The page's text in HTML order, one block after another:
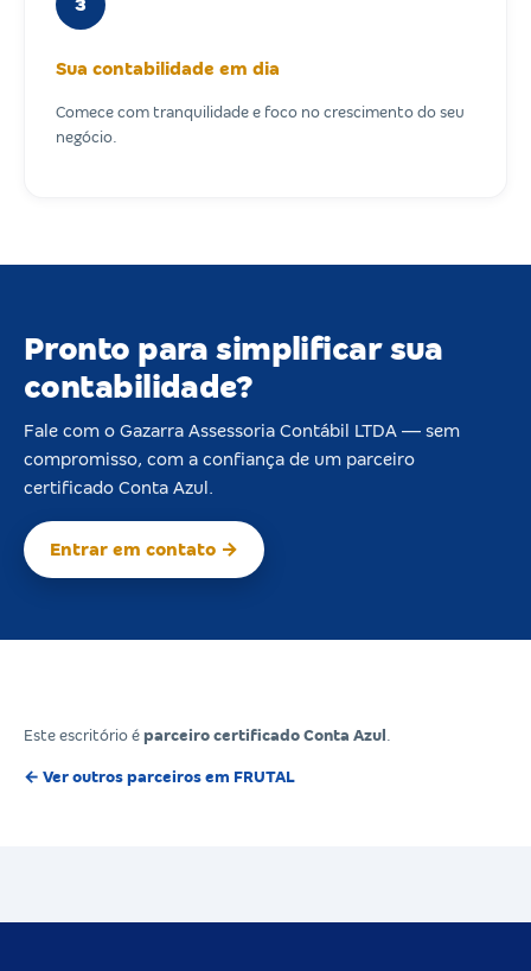
3
Sua contabilidade em dia
Comece com tranquilidade e foco no crescimento do seu
negócio.
Pronto para simplificar sua
contabilidade?
Fale com o Gazarra Assessoria Contábil LTDA — sem
compromisso, com a confiança de um parceiro
certificado Conta Azul.
Entrar em contato →
Este escritório é parceiro certificado Conta Azul
← Ver outros parceiros em FRUTAL